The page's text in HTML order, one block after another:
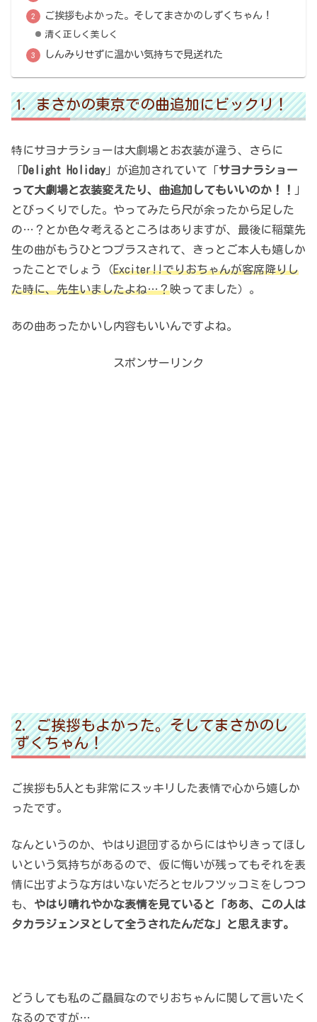
ご挨拶もよかった。そしてまさかのしずくちゃん！
清く正しく美しく
しんみりせずに温かい気持ちで見送れた
まさかの東京での曲追加にビックリ！
特にサヨナラショーは大劇場とお衣装が違う、さらに
「Delight Holiday」が追加されていて「サヨナラショー
って大劇場と衣装変えたり、曲追加してもいいのか！！
」
とびっくりでした。やってみたら尺が余ったから足した
の…？とか色々考えるところはありますが、最後に稲葉先
生の曲がもうひとつプラスされて、きっとご本人も嬉しか
ったことでしょう（Exciter!!でりおちゃんが客席降りし
た時に、先生いましたよね…？映ってました）。
あの曲あったかいし内容もいいんですよね。
スポンサーリンク
ご挨拶もよかった。そしてまさかのし
ずくちゃん！
ご挨拶も5人とも非常にスッキリした表情で心から嬉しか
ったです。
なんというのか、やはり退団するからにはやりきってほし
いという気持ちがあるので、仮に悔いが残ってもそれを表
情に出すような方はいないだろとセルフツッコミをしつつ
も、 やはり晴れやかな表情を見ていると「ああ、この人は
タカラジェンヌとして全うされたんだな」と思えます。
どうしても私のご贔屓なのでりおちゃんに関して言いたく
なるのですが…